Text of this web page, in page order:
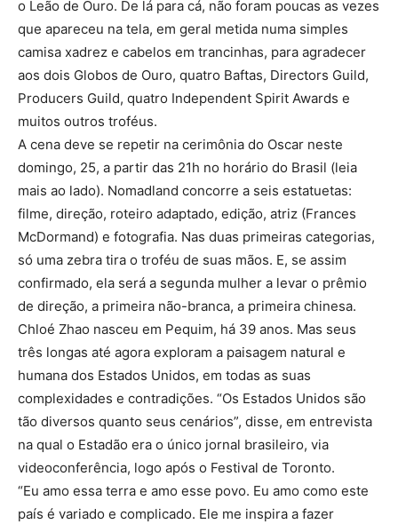
o Leão de Ouro. De lá para cá, não foram poucas as vezes
que apareceu na tela, em geral metida numa simples
camisa xadrez e cabelos em trancinhas, para agradecer
aos dois Globos de Ouro, quatro Baftas, Directors Guild,
Producers Guild, quatro Independent Spirit Awards e
muitos outros troféus.
A cena deve se repetir na cerimônia do Oscar neste
domingo, 25, a partir das 21h no horário do Brasil (leia
mais ao lado). Nomadland concorre a seis estatuetas:
filme, direção, roteiro adaptado, edição, atriz (Frances
McDormand) e fotografia. Nas duas primeiras categorias,
só uma zebra tira o troféu de suas mãos. E, se assim
confirmado, ela será a segunda mulher a levar o prêmio
de direção, a primeira não-branca, a primeira chinesa.
Chloé Zhao nasceu em Pequim, há 39 anos. Mas seus
três longas até agora exploram a paisagem natural e
humana dos Estados Unidos, em todas as suas
complexidades e contradições. “Os Estados Unidos são
tão diversos quanto seus cenários”, disse, em entrevista
na qual o Estadão era o único jornal brasileiro, via
videoconferência, logo após o Festival de Toronto.
“Eu amo essa terra e amo esse povo. Eu amo como este
país é variado e complicado. Ele me inspira a fazer